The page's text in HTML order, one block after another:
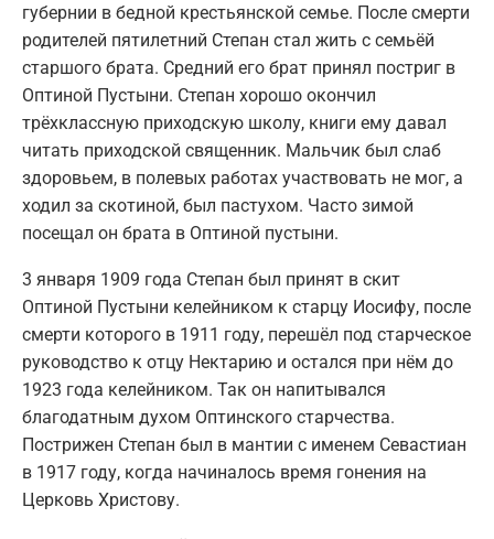
губернии в бедной крестьянской семье. После смерти
родителей пятилетний Степан стал жить с семьёй
старшого брата. Средний его брат принял постриг в
Оптиной Пустыни. Степан хорошо окончил
трёхклассную приходскую школу, книги ему давал
читать приходской священник. Мальчик был слаб
здоровьем, в полевых работах участвовать не мог, а
ходил за скотиной, был пастухом. Часто зимой
посещал он брата в Оптиной пустыни.
3 января 1909 года Степан был принят в скит
Оптиной Пустыни келейником к старцу Иосифу, после
смерти которого в 1911 году, перешёл под старческое
руководство к отцу Нектарию и остался при нём до
1923 года келейником. Так он напитывался
благодатным духом Оптинского старчества.
Пострижен Степан был в мантии с именем Севастиан
в 1917 году, когда начиналось время гонения на
Церковь Христову.